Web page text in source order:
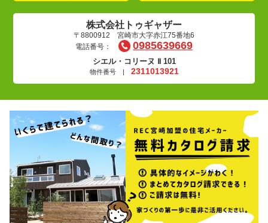
株式会社トゥギャザー
〒8800912 宮崎市大字赤江75番地6
電話番号：
0985639669
シエル・コリーヌ Ⅱ 101
物件番号 | 2311013921